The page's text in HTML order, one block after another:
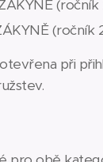
(ročník
při